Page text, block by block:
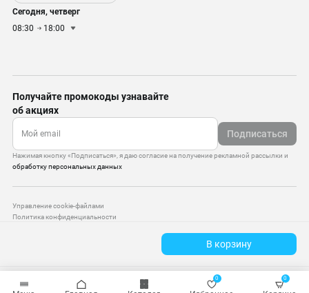
В корзину
Сегодня, четверг
08:30
18:00
Получайте промокоды узнавайте
об акциях
Подписаться
Нажимая кнопку «Подписаться», я даю согласие на получение рекламной рассылки и
обработку персональных данных
Управление cookie-файлами
Политика конфиденциальности
0 0